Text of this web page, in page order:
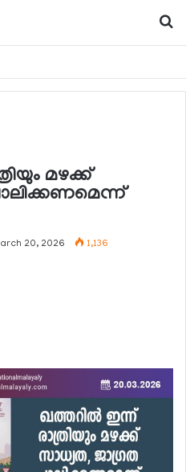
മഴക്ക്
20, 2026 1,136